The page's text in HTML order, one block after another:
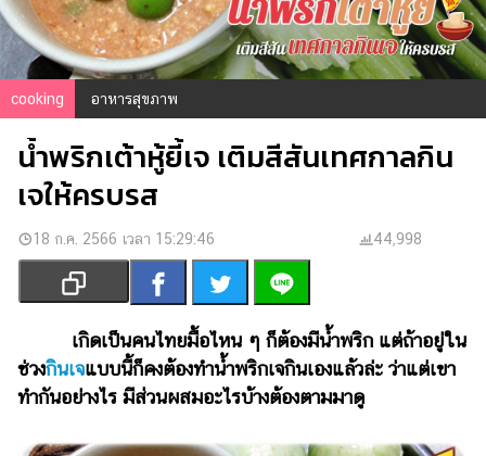
ข่าว
บันเทิง
ตรวจ
หวย
ผล
บอล
สด
การ
เงิน
การ
บันเทิง
cooking อาหารสุขภาพ
น้ำพริกเต้าหู้ยี้เจ เติมสีสันเทศกาลกิน
เจให้ครบรส
18 ก.ค. 2566 เวลา 15:29:46 44,998
เกิดเป็นคนไทยมื้อไหน ๆ ก็ต้องมีน้ำพริก แต่ถ้าอยู่ใน
ช่วงกินเจแบบนี้ก็คงต้องทำน้ำพริกเจกินเองแล้วล่ะ ว่าแต่เขา
ทำกันอย่างไร มีส่วนผสมอะไรบ้างต้องตามมาดู